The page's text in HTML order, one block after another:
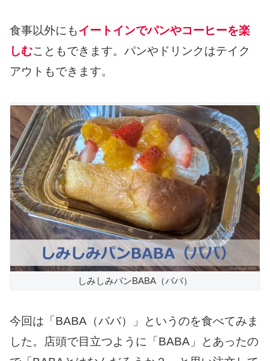
食事以外にもイートインでパンやコーヒーを楽
しむこともできます。パンやドリンクはテイク
アウトもできます。
しみしみパンBABA（ババ）
今回は「BABA（ババ）」というのを食べてみま
した。店頭で目立つように「BABA」とあったの